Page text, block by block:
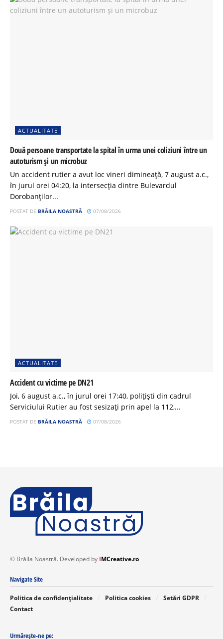
ACTUALITATE
Două persoane transportate la spital în urma unei coliziuni între un
autoturism și un microbuz
Un accident rutier a avut loc vineri dimineață, 7 august a.c.,
în jurul orei 04:20, la intersecția dintre Bulevardul
Dorobanților...
POSTAT DE BRĂILA NOASTRĂ 07/08/2026
ACTUALITATE
Accident cu victime pe DN21
Joi, 6 august a.c., în jurul orei 17:40, polițiști din cadrul
Serviciului Rutier au fost sesizați prin apel la 112,...
POSTAT DE BRĂILA NOASTRĂ 07/08/2026
© Brăila Noastră. Developed by IMCreative.ro
Navigate Site
Politica de confidențialitate Politica cookies
Setări GDPR
Contact
Urmărește-ne pe: